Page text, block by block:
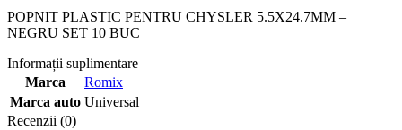
POPNIT PLASTIC PENTRU CHYSLER 5.5X24.7MM –
NEGRU SET 10 BUC
Informații suplimentare
Marca
Romix
Marca auto Universal
Recenzii (0)